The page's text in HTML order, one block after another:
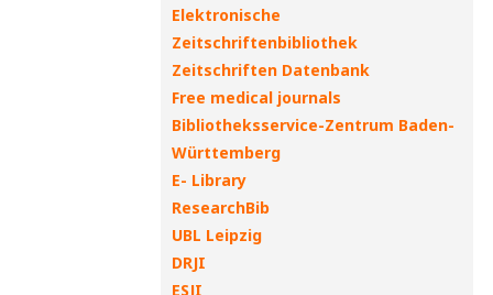
Elektronische
Zeitschriftenbibliothek
Zeitschriften Datenbank
Free medical journals
Bibliotheksservice-Zentrum Baden-
Württemberg
E- Library
ResearchBib
UBL Leipzig
DRJI
ESJI